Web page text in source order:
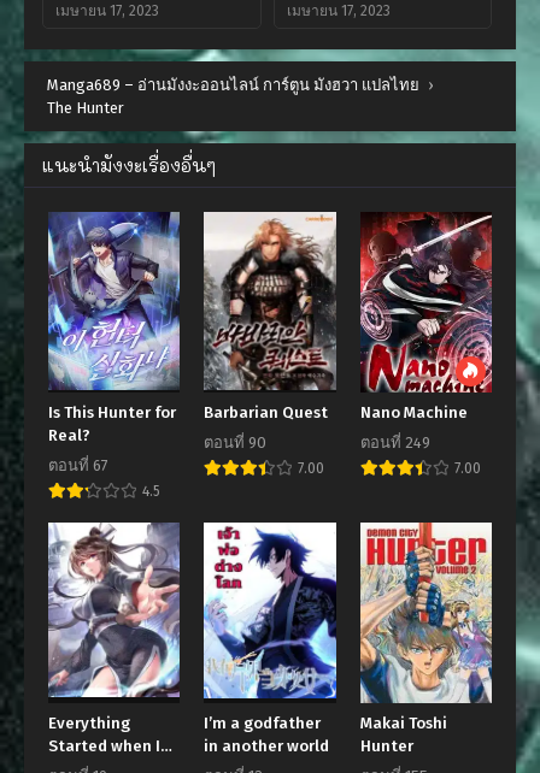
เมษายน 17, 2023 เมษายน 17, 2023
ตอนที่ 282
เมษายน 17, 2023
ตอนที่ 281
เมษายน 17, 2023
ตอนที่ 280
เมษายน 14, 2023
ตอนที่ 279
ตอนที่ 278
เมษายน 14, 2023
ตอนที่ 277
เมษายน 14, 2023
ตอนที่ 276
เมษายน 14, 2023
ตอนที่ 275
เมษายน 14, 2023
ตอนที่ 274
เมษายน 14, 2023
ตอนที่ 273
เมษายน 14, 2023
ตอนที่ 272
เมษายน 14, 2023 เมษายน 14, 2023
ตอนที่ 270
เมษายน 14, 2023 เมษายน 14, 2023
ตอนที่ 268
เมษายน 14, 2023
ตอนที่ 267
เมษายน 14, 2023
ตอนที่ 266
เมษายน 14, 2023
ตอนที่ 265
เมษายน 14, 2023
ตอนที่ 264
เมษายน 14, 2023
ตอนที่ 263
เมษายน 14, 2023
Manga689 – อ่านมังงะออนไลน์ การ์ตูน มังฮวา แปลไทย ›
The Hunter
แนะนำมังงะเรื่องอื่นๆ
Is This Hunter for
Real?
ตอนที่ 67
4.5
Barbarian Quest
ตอนที่ 90
7.00
Nano Machine
ตอนที่ 249
7.00
Everything
Started when I
became A
I’m a godfather
in another world
Makai Toshi
Hunter